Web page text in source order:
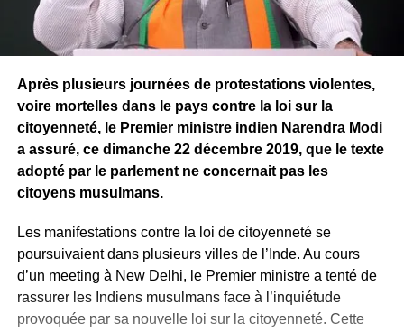
Après plusieurs journées de protestations violentes,
voire mortelles dans le pays contre la loi sur la
citoyenneté, le Premier ministre indien Narendra Modi
a assuré, ce dimanche 22 décembre 2019, que le texte
adopté par le parlement ne concernait pas les
citoyens musulmans.
Les manifestations contre la loi de citoyenneté se
poursuivaient dans plusieurs villes de l’Inde. Au cours
d’un meeting à New Delhi, le Premier ministre a tenté de
rassurer les Indiens musulmans face à l’inquiétude
provoquée par sa nouvelle loi sur la citoyenneté. Cette